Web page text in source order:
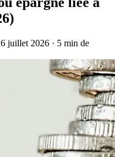
juillet 2026 · 5 min de